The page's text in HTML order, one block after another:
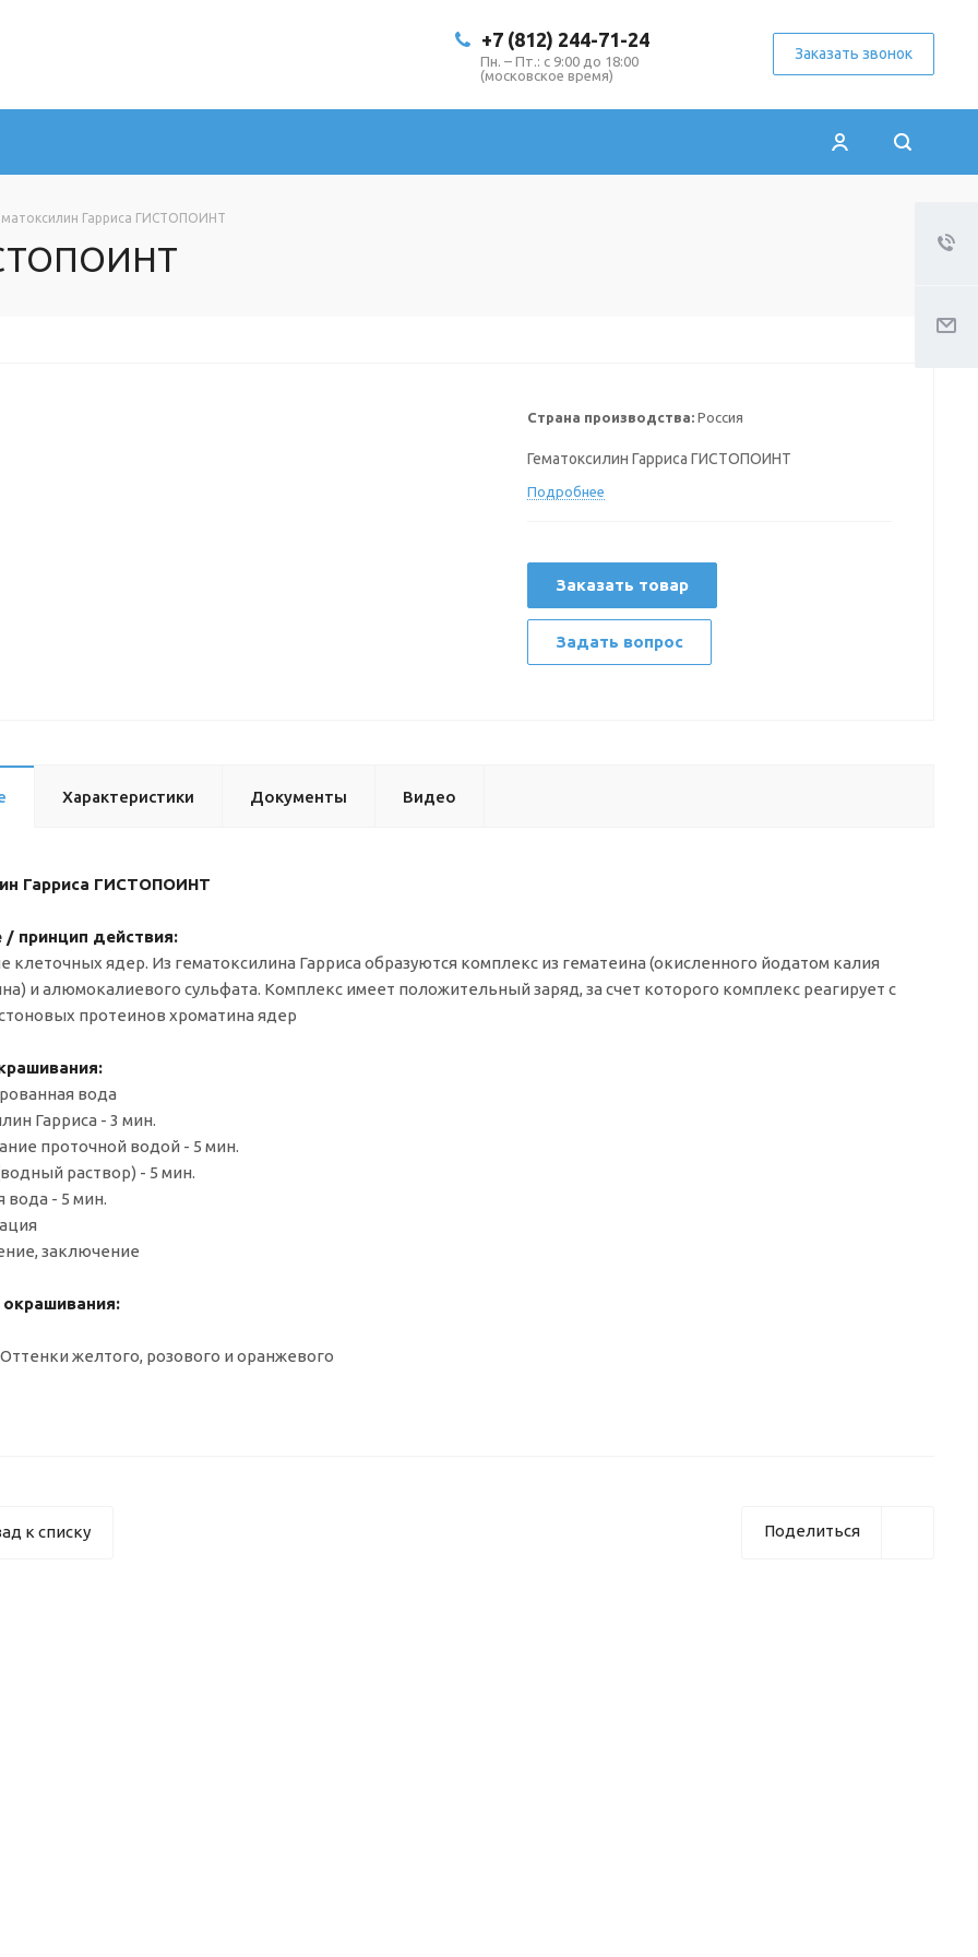
+7 (812) 244-71-24
Пн. – Пт.: с 9:00 до 18:00
(московское время)
Заказать звонок
Гарриса ГИСТОПОИНТ
Страна производства: Россия
Гематоксилин Гарриса ГИСТОПОИНТ
Подробнее
Заказать товар
Задать вопрос
Характеристики Документы Видео
Гарриса ГИСТОПОИНТ
/ принцип действия:
клеточных ядер. Из гематоксилина Гарриса образуются комплекс из гематеина (окисленного йодатом калия
и алюмокалиевого сульфата. Комплекс имеет положительный заряд, за счет которого комплекс реагирует с
протеинов хроматина ядер
вода
Гарриса - 3 мин.
проточной водой - 5 мин.
раствор) - 5 мин.
вода - 5 мин.
заключение
желтого, розового и оранжевого
Поделиться
к списку